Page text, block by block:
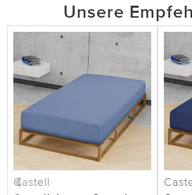
Unsere
Castell